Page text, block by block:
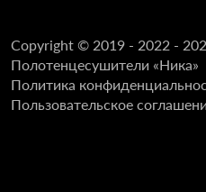
Copyright © 2019 - 2022 -
Полотенцесушители «Ника»
Политика
Пользовательское